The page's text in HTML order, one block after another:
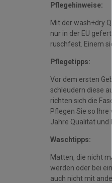
Pflegehinweise:
Mit der wash+dry
nur in der EU
ruschfest. Einem
Pflegetipps:
Vor dem ersten
schleudern diese
richten sich die
Pflegen Sie so
Jahre Qualität und
Waschtipps:
Matten, die nicht
werden oder bei
auch nicht mit